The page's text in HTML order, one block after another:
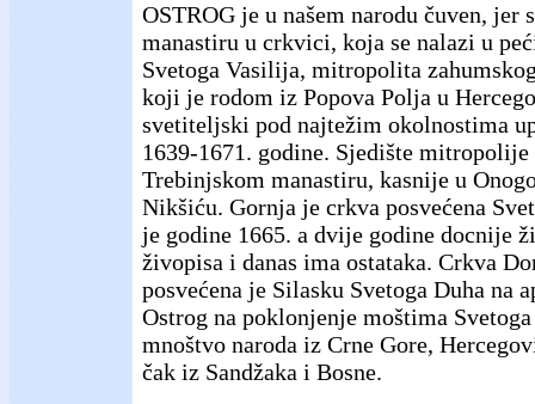
OSTROG je u našem narodu čuven, jer
manastiru u crkvici, koja se nalazi u
Svetoga Vasilija, mitropolita
koji je rodom iz Popova Polja u
svetiteljski pod najtežim okolnostima
1639-1671. godine. Sjedište
Trebinjskom manastiru, kasnije u
Nikšiću. Gornja je crkva posvećena
je godine 1665. a dvije godine docnije
živopisa i danas ima ostataka. Crkva
posvećena je Silasku Svetoga Duha na
Ostrog na poklonjenje moštima
mnoštvo naroda iz Crne Gore,
čak iz Sandžaka i Bosne.